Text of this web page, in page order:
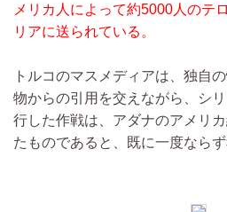
メリカ人によって約5000人のテ
リアに送られている。
トルコのマスメディアは、独自
物からの引用を交えながら、シ
行した作戦は、アダナのアメリ
たものであると、既に一度ならず